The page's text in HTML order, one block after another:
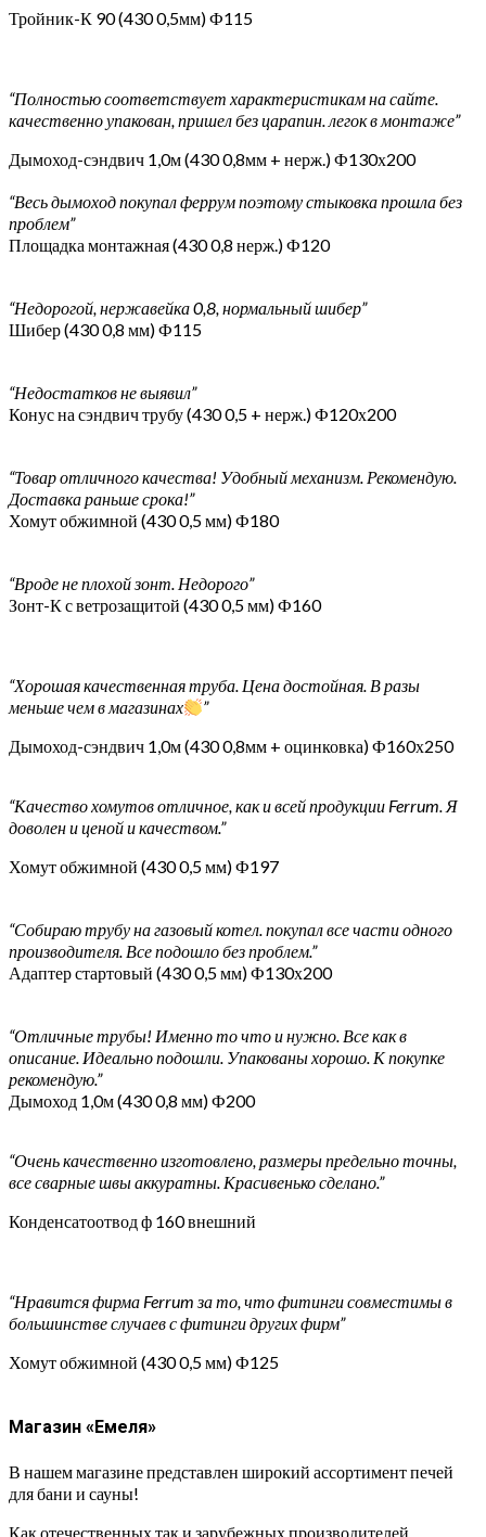
Тройник-К 90 (430 0,5мм) Ф115
“Полностью соответствует характеристикам на сайте.
качественно упакован, пришел без царапин. легок в монтаже”
Дымоход-сэндвич 1,0м (430 0,8мм + нерж.) Ф130х200
“Весь дымоход покупал феррум поэтому стыковка прошла без
проблем”
Площадка монтажная (430 0,8 нерж.) Ф120
“Недорогой, нержавейка 0,8, нормальный шибер”
Шибер (430 0,8 мм) Ф115
“Недостатков не выявил”
Конус на сэндвич трубу (430 0,5 + нерж.) Ф120х200
“Товар отличного качества! Удобный механизм. Рекомендую.
Доставка раньше срока!”
Хомут обжимной (430 0,5 мм) Ф180
“Вроде не плохой зонт. Недорого”
Зонт-К с ветрозащитой (430 0,5 мм) Ф160
“Хорошая качественная труба. Цена достойная. В разы
меньше чем в магазинах
”
Дымоход-сэндвич 1,0м (430 0,8мм + оцинковка) Ф160х250
“Качество хомутов отличное, как и всей продукции Ferrum. Я
доволен и ценой и качеством.”
Хомут обжимной (430 0,5 мм) Ф197
“Собираю трубу на газовый котел. покупал все части одного
производителя. Все подошло без проблем.”
Адаптер стартовый (430 0,5 мм) Ф130х200
“Отличные трубы! Именно то что и нужно. Все как в
описание. Идеально подошли. Упакованы хорошо. К покупке
рекомендую.”
Дымоход 1,0м (430 0,8 мм) Ф200
“Очень качественно изготовлено, размеры предельно точны,
все сварные швы аккуратны. Красивенько сделано.”
Конденсатоотвод ф 160 внешний
“Нравится фирма Ferrum за то, что фитинги совместимы в
большинстве случаев с фитинги других фирм”
Хомут обжимной (430 0,5 мм) Ф125
Магазин «Емеля»
В нашем магазине представлен широкий ассортимент печей
для бани и сауны!
Как отечественных так и зарубежных производителей,